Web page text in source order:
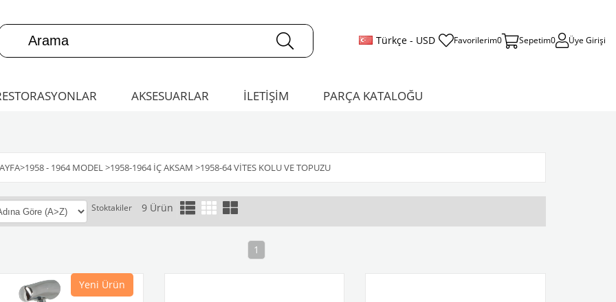
Türkçe - USD Favorilerim0 Sepetim0 Üye Girişi
AKSESUARLAR İLETİŞİM PARÇA KATALOĞU
>1958 - 1964 MODEL>1958-1964 İÇ AKSAM >1958-64 VITES KOLU VE TOPUZU
Stoktakiler 9 Ürün
1
Yeni Ürün